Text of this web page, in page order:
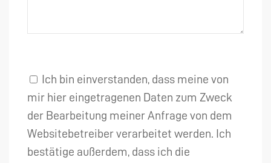
Ich bin einverstanden, dass meine von
mir hier eingetragenen Daten zum Zweck
der Bearbeitung meiner Anfrage von dem
Websitebetreiber verarbeitet werden. Ich
bestätige außerdem, dass ich die